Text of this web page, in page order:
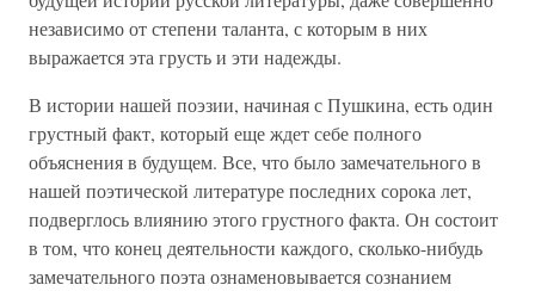
независимо от степени таланта, с которым в них
выражается эта грусть и эти надежды.
В истории нашей поэзии, начиная с Пушкина, есть один
грустный факт, который еще ждет себе полного
объяснения в будущем. Все, что было замечательного в
нашей поэтической литературе последних сорока лет,
подверглось влиянию этого грустного факта. Он состоит
в том, что конец деятельности каждого, сколько-нибудь
замечательного поэта ознаменовывается сознанием